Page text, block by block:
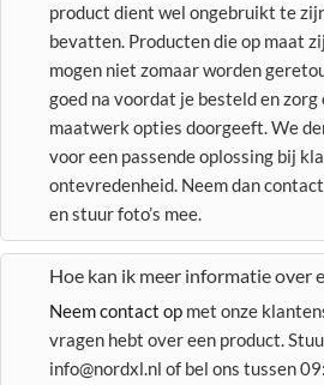
product dient wel ongebruikt te
bevatten. Producten die op maat
mogen niet zomaar worden
goed na voordat je besteld en
maatwerk opties doorgeeft. We
voor een passende oplossing bij
ontevredenheid. Neem dan
en stuur foto’s mee.
Hoe kan ik meer informatie over
Neem contact op met onze
vragen hebt over een product.
info@nordxl.nl of bel ons tussen